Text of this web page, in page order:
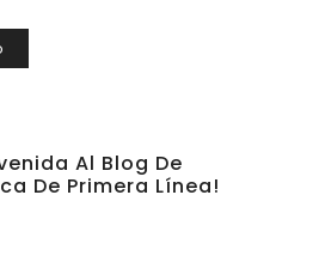
Al Blog De
De Primera Línea!